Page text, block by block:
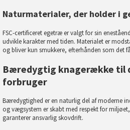
Naturmaterialer, der holder i
FSC-certificeret egetræ er valgt for sin
udvikle karakter med tiden. Materialet er
og bliver kun smukkere, efterhånden som det
Bæredygtig knagerække til
forbruger
Bæredygtighed er en naturlig del af moderne
og vægsystem er skabt med respekt for
garanterer ansvarlig skovdrift.